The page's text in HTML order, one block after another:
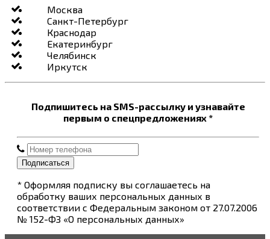
Москва
Санкт-Петербург
Краснодар
Екатеринбург
Челябинск
Иркутск
Подпишитесь на SMS-рассылку и узнавайте
первым о спецпредложениях *
Подписаться
* Оформляя подписку вы соглашаетесь на
обработку ваших персональных данных в
соответствии с Федеральным законом от 27.07.2006
№ 152-ФЗ «О персональных данных»